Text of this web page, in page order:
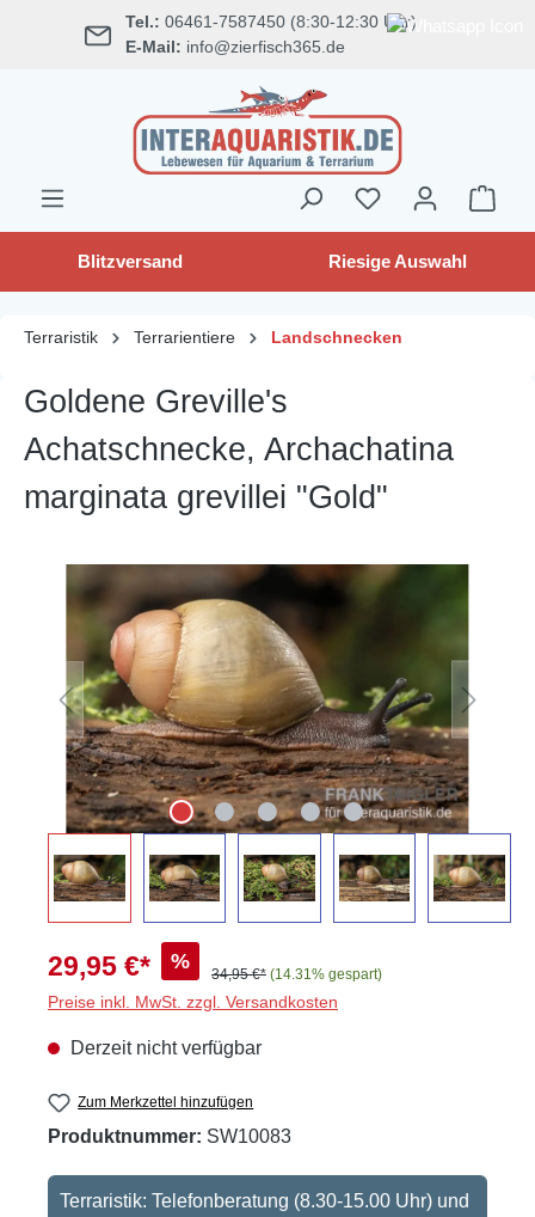
springen Tel.: 06461-7587450 (8:30-12:30 Uhr)
E-Mail: info@zierfisch365.de
Blitzversand Riesige Auswahl
Terraristik Terrarientiere Landschnecken
Goldene Greville's
Achatschnecke, Archachatina
marginata grevillei "Gold"
Bildergalerie überspringen
29,95 €* %
34,95 €* (14.31% gespart)
Preise inkl. MwSt. zzgl. Versandkosten
Derzeit nicht verfügbar
Zum Merkzettel hinzufügen
Produktnummer: SW10083
Terraristik: Telefonberatung (8.30-15.00 Uhr) und